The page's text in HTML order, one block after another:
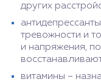
других
тревожности и
и напряжения,
витамины –